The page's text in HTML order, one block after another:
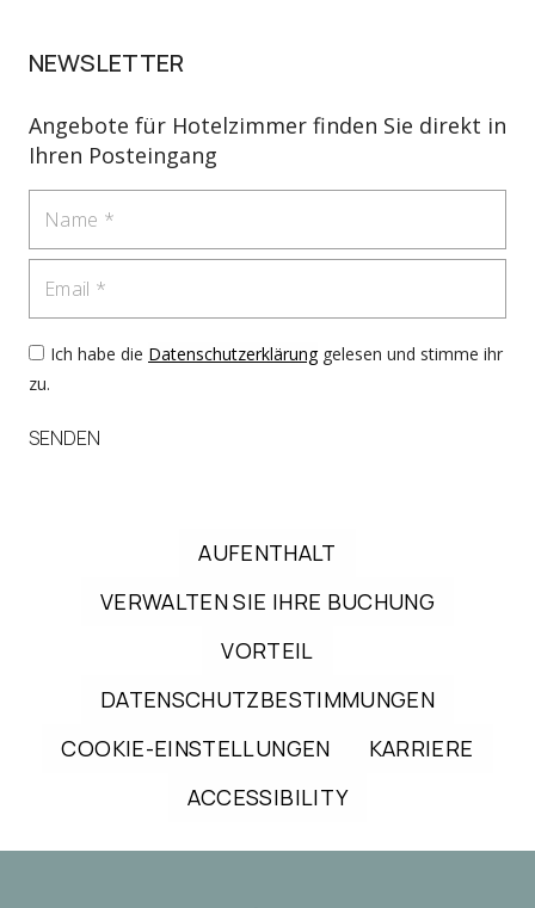
NEWSLETTER
Angebote für Hotelzimmer finden Sie direkt in
Ihren Posteingang
Ich habe die Datenschutzerklärunggelesen und stimme ihr
zu.
SENDEN
AUFENTHALT
VERWALTEN SIE IHRE BUCHUNG
VORTEIL
DATENSCHUTZBESTIMMUNGEN
COOKIE-EINSTELLUNGEN
KARRIERE
ACCESSIBILITY